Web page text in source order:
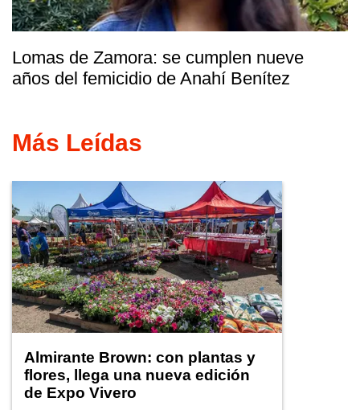
Lomas de Zamora: se cumplen nueve
años del femicidio de Anahí Benítez
Más Leídas
Almirante Brown: con plantas y
flores, llega una nueva edición
de Expo Vivero